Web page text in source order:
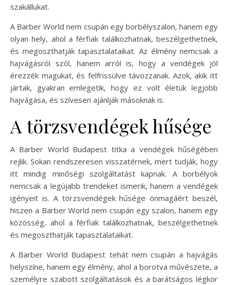
szakállukat.
A Barber World nem csupán egy borbélyszalon, hanem egy
olyan hely, ahol a férfiak találkozhatnak, beszélgethetnek,
és megoszthatják tapasztalataikat. Az élmény nemcsak a
hajvágásról szól, hanem arról is, hogy a vendégek jól
érezzék magukat, és felfrissülve távozzanak. Azok, akik itt
jártak, gyakran emlegetik, hogy ez volt életük legjobb
hajvágása, és szívesen ajánlják másoknak is.
A törzsvendégek hűsége
A Barber World Budapest titka a vendégek hűségében
rejlik. Sokan rendszeresen visszatérnek, mert tudják, hogy
itt mindig minőségi szolgáltatást kapnak. A borbélyok
nemcsak a legújabb trendeket ismerik, hanem a vendégek
igényeit is. A törzsvendégek hűsége önmagáért beszél,
hiszen a Barber World nem csupán egy szalon, hanem egy
közösség, ahol a férfiak találkozhatnak, beszélgethetnek
és megoszthatják tapasztalataikat.
A Barber World Budapest tehát nem csupán a hajvágás
helyszíne, hanem egy élmény, ahol a borotva művészete, a
személyre szabott szolgáltatások és a barátságos légkör